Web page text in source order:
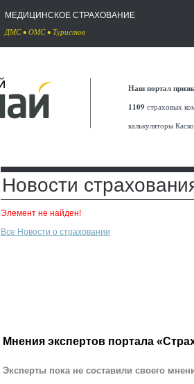
МЕДИЦИНСКОЕ СТРАХОВАНИЕ
ДМС• ОМС• Туристов
Наш портал
1109 страховых
калькуляторы Каско
Новости
Элемент не найден!
Все Новости о страховании
Мнения экспертов портала
Эксперты пока не составили своего